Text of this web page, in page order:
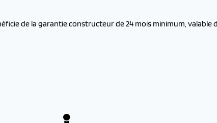
de la garantie constructeur de 24 mois minimum,